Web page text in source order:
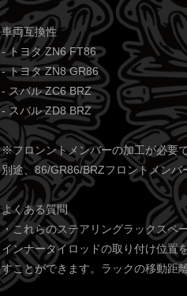
車両互換性
- トヨタ ZN6 FT86
- トヨタ ZN8 GR86
- スバル ZC6 BRZ
- スバル ZD8 BRZ
※フロンントメンバーの加工が必要
別途、86/GR86/BRZフロントメン
よくある質問
・これらのステアリングラックスペ
インナータイロッドの取り付け位置
すことができます。ラックの移動距